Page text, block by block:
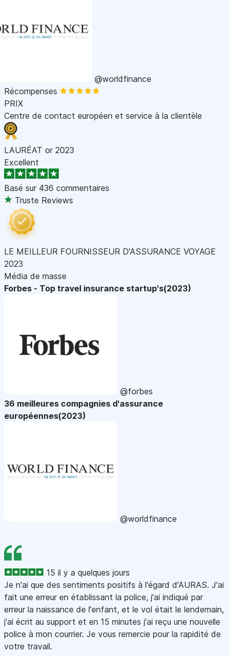
@worldfinance
Récompenses
PRIX
Centre de contact européen et service à la clientèle
LAURÉAT or 2023
Excellent
Basé sur 436 commentaires
Truste Reviews
LE MEILLEUR FOURNISSEUR D'ASSURANCE VOYAGE
2023
Média de masse
Forbes - Top travel insurance startup's(2023)
@forbes
36 meilleures compagnies d'assurance
européennes(2023)
@worldfinance
15 il y a quelques jours
Je n'ai que des sentiments positifs à l'égard d'AURAS. J'ai
fait une erreur en établissant la police, j'ai indiqué par
erreur la naissance de l'enfant, et le vol était le lendemain,
j'ai écrit au support et en 15 minutes j'ai reçu une nouvelle
police à mon courrier. Je vous remercie pour la rapidité de
votre travail.